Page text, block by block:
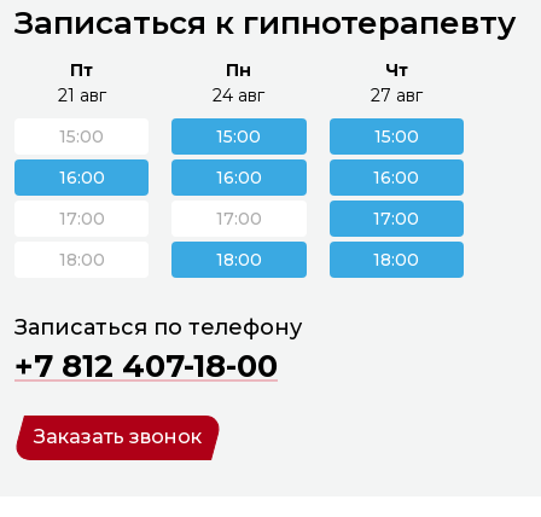
Записаться к гипнотерапевту
Пт
21 авг
15:00
16:00
17:00
18:00
Пн
24 авг
15:00
16:00
17:00
18:00
Чт
27 авг
15:00
16:00
17:00
18:00
Записаться по телефону
+7 812 407-18-00
Заказать звонок